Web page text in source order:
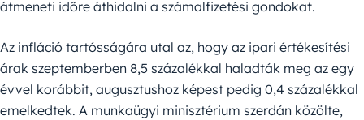
átmeneti időre áthidalni a számalfizetési gondokat.
Az infláció tartósságára utal az, hogy az ipari értékesítési
árak szeptemberben 8,5 százalékkal haladták meg az egy
évvel korábbit, augusztushoz képest pedig 0,4 százalékkal
emelkedtek. A munkaügyi minisztérium szerdán közölte,